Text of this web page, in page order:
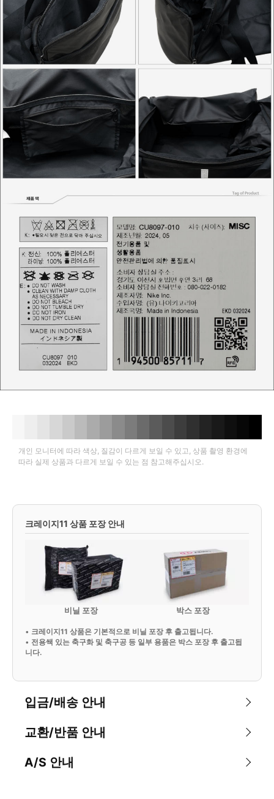
개인 모니터에 따라 색상, 질감이 다르게 보일 수 있고, 상품 촬영 환경에
따라 실제 상품과 다르게 보일 수 있는 점 참고해주십시오.
크레이지11 상품 포장 안내
비닐 포장 박스 포장
• 크레이지11 상품은 기본적으로 비닐 포장 후 출고됩니다.
• 전용쌕 있는 축구화 및 축구공 등 일부 용품은 박스 포장 후 출고됩
니다.
입금/배송 안내
교환/반품 안내
A/S 안내